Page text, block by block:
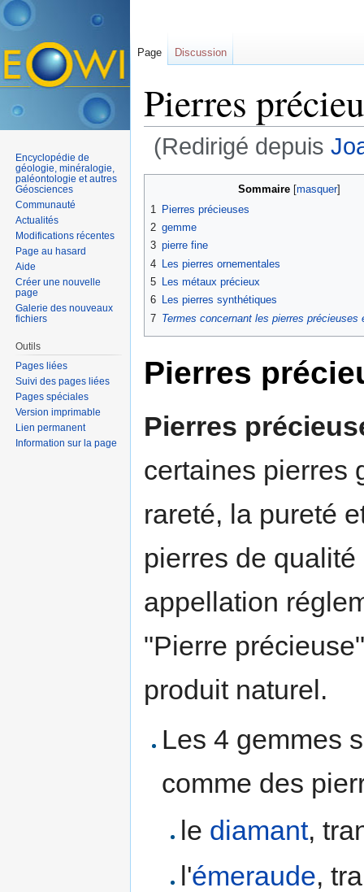
Pierres
(Redirigé depuis
Sommaire [masquer]
1
Pierres précieuses
2 gemme
3 pierre fine
4 Les pierres ornementales
5
Les métaux précieux
6 Les pierres synthétiques
7 Termes concernant les pierres précieuses
Pierres
Pierres
certaines pierres
rareté, la pureté
pierres de
appellation
"Pierre
produit naturel.
Les 4 gemmes
comme des
le diamant,
l'émeraude,
Page Discussion
Encyclopédie de
géologie, minéralogie,
paléontologie et autres
Géosciences
Communauté
Actualités
Modifications récentes
Page au hasard
Aide
Créer une nouvelle
page
Galerie des nouveaux
fichiers
Outils
Pages liées
Suivi des pages liées
Pages spéciales
Version imprimable
Lien permanent
Information sur la page